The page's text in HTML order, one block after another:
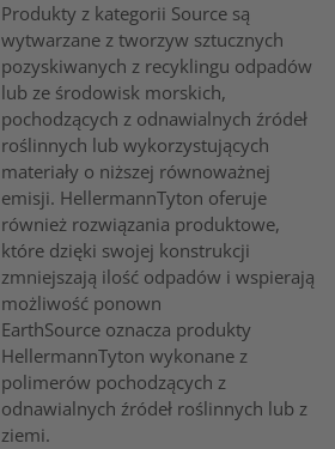
Produkty z kategorii Source są
wytwarzane z tworzyw sztucznych
pozyskiwanych z recyklingu odpadów
lub ze środowisk morskich,
pochodzących z odnawialnych źródeł
roślinnych lub wykorzystujących
materiały o niższej równoważnej
emisji. HellermannTyton oferuje
również rozwiązania produktowe,
które dzięki swojej konstrukcji
zmniejszają ilość odpadów i wspierają
możliwość ponown
EarthSource oznacza produkty
HellermannTyton wykonane z
polimerów pochodzących z
odnawialnych źródeł roślinnych lub z
ziemi.